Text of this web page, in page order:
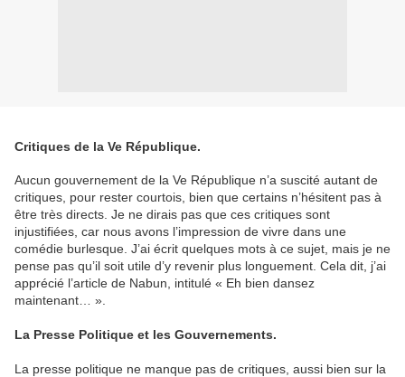
Critiques de la Ve République.
Aucun gouvernement de la Ve République n’a suscité autant de
critiques, pour rester courtois, bien que certains n’hésitent pas à
être très directs. Je ne dirais pas que ces critiques sont
injustifiées, car nous avons l’impression de vivre dans une
comédie burlesque. J’ai écrit quelques mots à ce sujet, mais je ne
pense pas qu’il soit utile d’y revenir plus longuement. Cela dit, j’ai
apprécié l’article de Nabun, intitulé « Eh bien dansez
maintenant… ».
La Presse Politique et les Gouvernements.
La presse politique ne manque pas de critiques, aussi bien sur la